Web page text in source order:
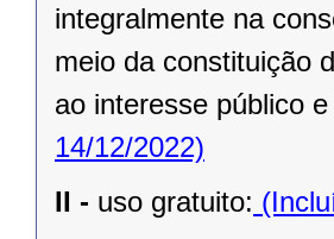
integralmente na
meio da constituição
ao interesse público
14/12/2022)
II - uso gratuito: